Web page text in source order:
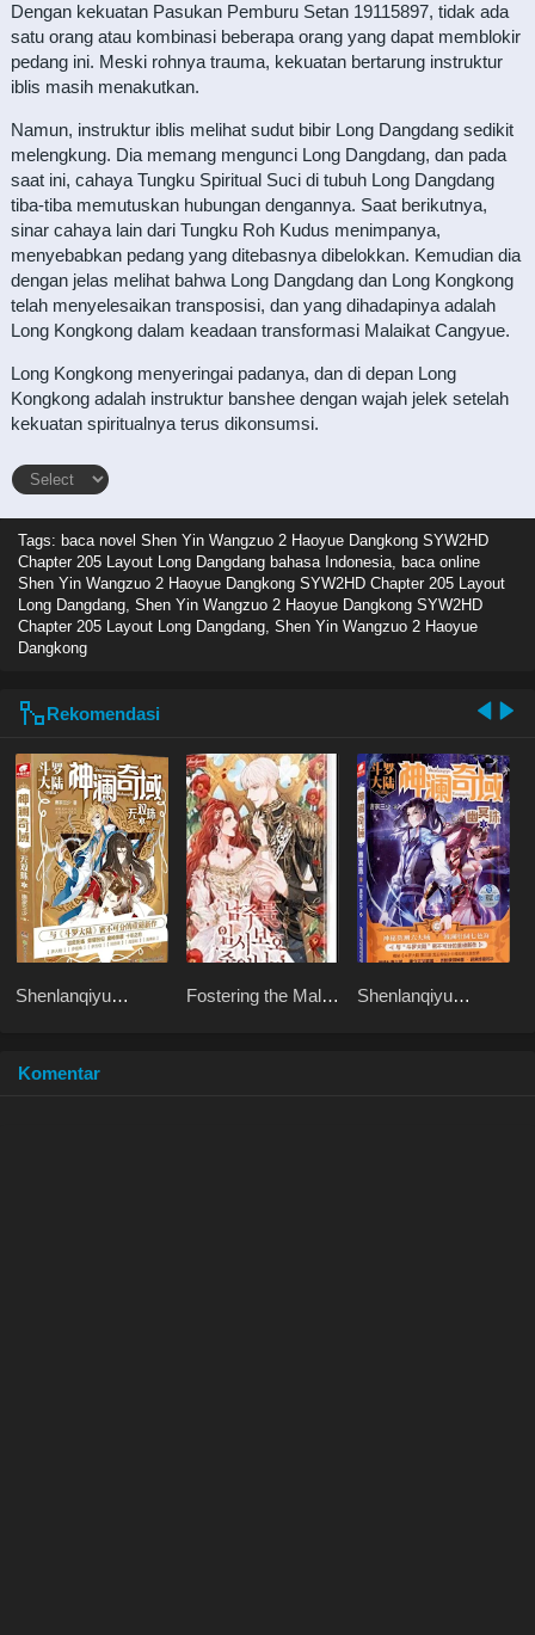
Dengan kekuatan Pasukan Pemburu Setan 19115897, tidak ada
satu orang atau kombinasi beberapa orang yang dapat memblokir
pedang ini. Meski rohnya trauma, kekuatan bertarung instruktur
iblis masih menakutkan.
Namun, instruktur iblis melihat sudut bibir Long Dangdang sedikit
melengkung. Dia memang mengunci Long Dangdang, dan pada
saat ini, cahaya Tungku Spiritual Suci di tubuh Long Dangdang
tiba-tiba memutuskan hubungan dengannya. Saat berikutnya,
sinar cahaya lain dari Tungku Roh Kudus menimpanya,
menyebabkan pedang yang ditebasnya dibelokkan. Kemudian dia
dengan jelas melihat bahwa Long Dangdang dan Long Kongkong
telah menyelesaikan transposisi, dan yang dihadapinya adalah
Long Kongkong dalam keadaan transformasi Malaikat Cangyue.
Long Kongkong menyeringai padanya, dan di depan Long
Kongkong adalah instruktur banshee dengan wajah jelek setelah
kekuatan spiritualnya terus dikonsumsi.
Tags: baca novel Shen Yin Wangzuo 2 Haoyue Dangkong SYW2HD
Chapter 205 Layout Long Dangdang bahasa Indonesia, baca online
Shen Yin Wangzuo 2 Haoyue Dangkong SYW2HD Chapter 205 Layout
Long Dangdang, Shen Yin Wangzuo 2 Haoyue Dangkong SYW2HD
Chapter 205 Layout Long Dangdang, Shen Yin Wangzuo 2 Haoyue
Dangkong
Rekomendasi
Shenlanqiyu
Fostering the Male
Shenlanqiyu
Komentar